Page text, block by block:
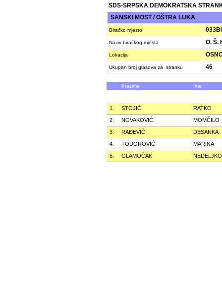
SDS-SRPSKA DEMOKRATSKA
SANSKI MOST / OŠTRA LUKA
Biračko mjesto
Naziv biračkog mjesta O. Š.
Lokacija
Ukupan broj glasova za stranku 46
Prezime Ime
1. STOJIĆ
RATKO
2.
NOVAKOVIĆ
MOMČILO
3.
RAÐEVIĆ
DESANKA
4.
TODOROVIĆ
MARINA
5.
GLAMOČAK NEDELJKO